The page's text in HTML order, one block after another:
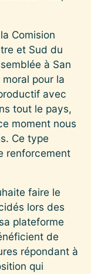
Comision
et Sud du
à San
pour la
avec
tout le pays,
moment nous
Ce type
renforcement
faire le
lors des
plateforme
de
répondant à
qui